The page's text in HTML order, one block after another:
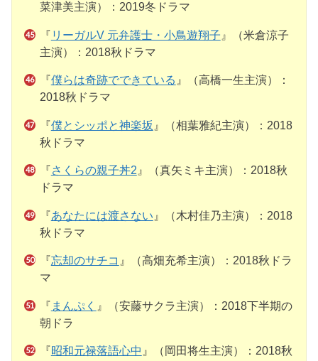
菜津美主演）：2019冬ドラマ
『 リーガルV 元弁護士・小鳥遊翔子 』（米倉涼子
主演）：2018秋ドラマ
『僕らは奇跡でできている 』（高橋一生主演）：
2018秋ドラマ
『僕とシッポと神楽坂 』（相葉雅紀主演）：2018
秋ドラマ
『さくらの親子丼2 』（真矢ミキ主演）：2018秋
ドラマ
『あなたには渡さない 』（木村佳乃主演）：2018
秋ドラマ
『忘却のサチコ 』（高畑充希主演）：2018秋ドラ
マ
『 まんぷく 』（安藤サクラ主演）：2018下半期の
朝ドラ
『昭和元禄落語心中 』（岡田将生主演）：2018秋